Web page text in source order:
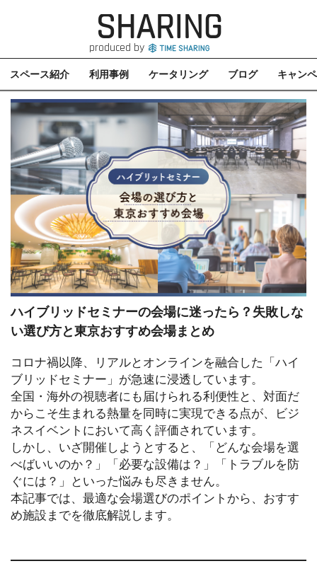
SHARING
produced by
スペース紹介 利用事例 ケータリング ブログ キャン
ハイブリッドセミナーの会場に迷ったら？失敗しな
い選び方と東京おすすめ会場まとめ
コロナ禍以降、リアルとオンラインを融合した「ハイ
ブリッドセミナー」が急速に浸透しています。
全国・海外の視聴者にも届けられる利便性と、対面だ
からこそ生まれる熱量を同時に実現できる点が、ビジ
ネスイベントにおいて高く評価されています。
しかし、いざ開催しようとすると、「どんな会場を選
べばいいのか？」「必要な設備は？」「トラブルを防
ぐには？」といった悩みも尽きません。
本記事では、最適な会場選びのポイントから、おすす
め施設までを徹底解説します。